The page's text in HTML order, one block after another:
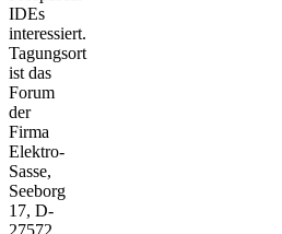
IDEs
interessiert.
Tagungsort
ist das
Forum
der
Firma
Elektro-
Sasse,
Seeborg
17, D-
27572